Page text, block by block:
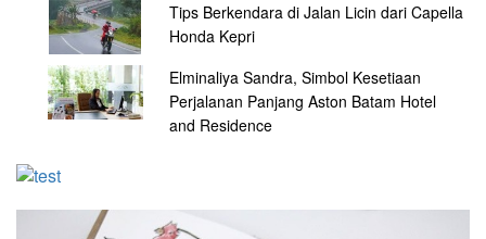
Tips Berkendara di Jalan Licin dari Capella
Honda Kepri
Elminaliya Sandra, Simbol Kesetiaan
Perjalanan Panjang Aston Batam Hotel
and Residence